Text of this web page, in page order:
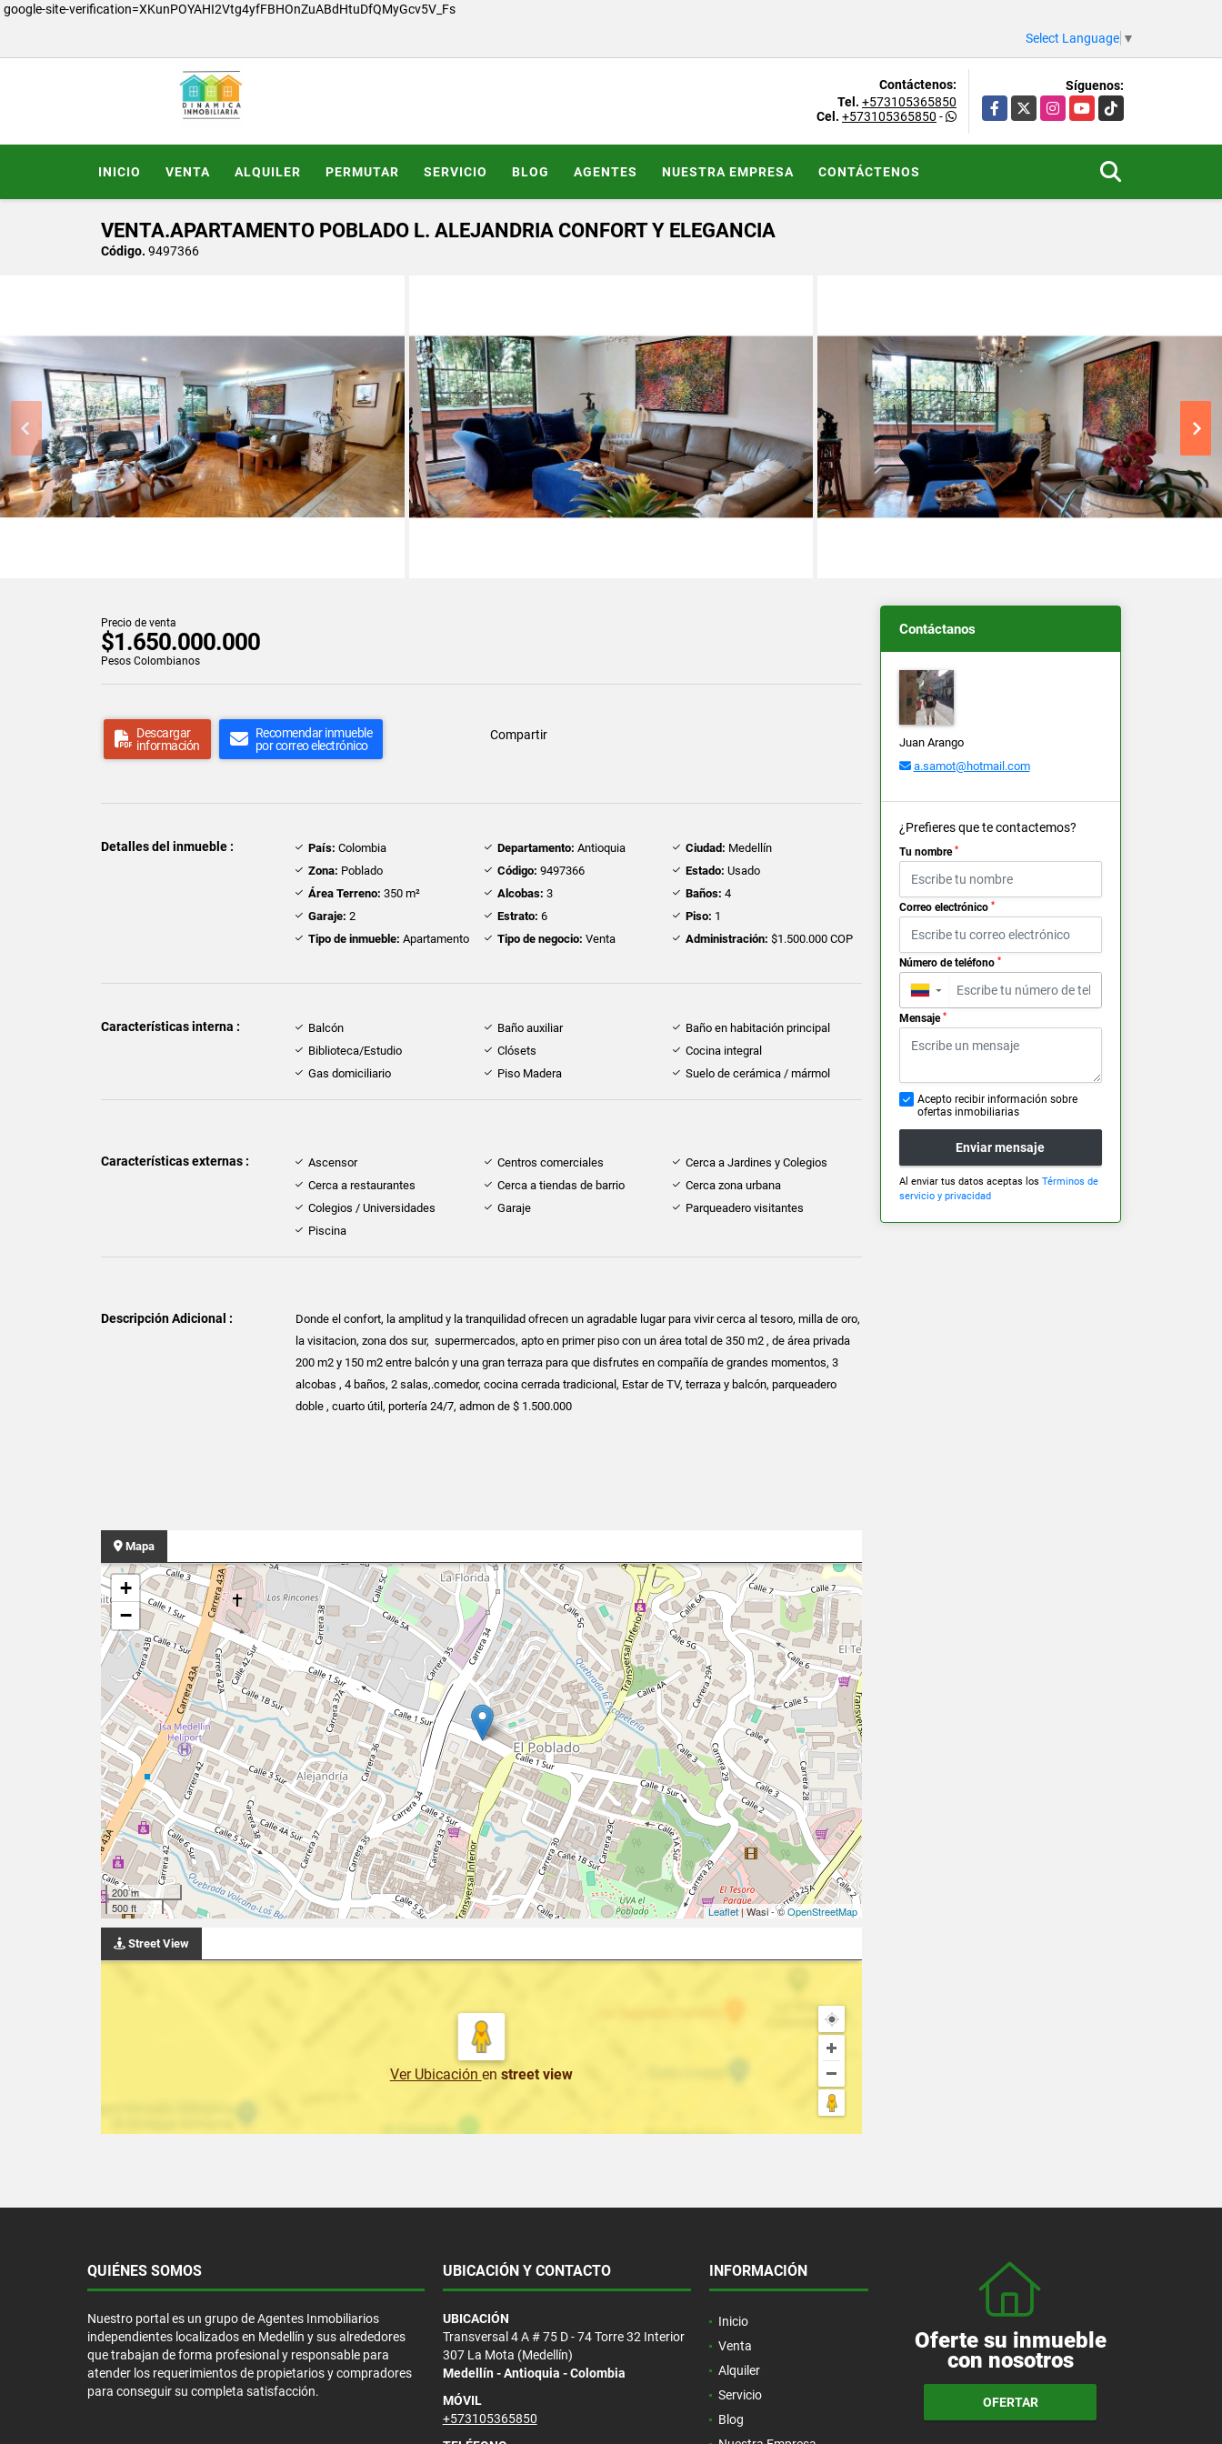
google-site-verification=XKunPOYAHI2Vtg4yfFBHOnZuABdHtuDfQMyGcv5V_Fs
Select Language ▼
Contáctenos:
Tel. +573105365850
Cel. +573105365850 -
Síguenos:
Facebook
X InstagramYouTubeTikTok
INICIO VENTA ALQUILER PERMUTAR SERVICIO BLOG AGENTES NUESTRA EMPRESA CONTÁCTENOS
VENTA.APARTAMENTO POBLADO L. ALEJANDRIA CONFORT Y ELEGANCIA
Código. 9497366
Precio de venta
$1.650.000.000
Pesos Colombianos
Descargar
información
Recomendar inmueble
por correo electrónico
Compartir
Detalles del inmueble : País: Colombia Departamento: Antioquia Ciudad: Medellín
Zona: Poblado Código: 9497366 Estado: Usado
Área Terreno: 350 m² Alcobas: 3 Baños: 4
Garaje: 2 Estrato: 6 Piso: 1
Tipo de inmueble: Apartamento Tipo de negocio: Venta Administración: $1.500.000 COP
Características interna : Balcón Baño auxiliar
Baño en habitación principal
Biblioteca/Estudio
Clósets
Cocina integral
Gas domiciliario
Piso Madera Suelo de cerámica / mármol
Características externas : Ascensor Centros comerciales
Cerca a Jardines y Colegios
Cerca a restaurantes
Cerca a tiendas de barrio
Cerca zona urbana
Colegios / Universidades
Garaje
Parqueadero visitantes
Piscina
Descripción Adicional :
Donde el confort, la amplitud y la tranquilidad ofrecen un agradable lugar para vivir cerca al tesoro, milla de oro,
la visitacion, zona dos sur, supermercados, apto en primer piso con un área total de 350 m2 , de área privada
200 m2 y 150 m2 entre balcón y una gran terraza para que disfrutes en compañía de grandes momentos, 3
alcobas , 4 baños, 2 salas,.comedor, cocina cerrada tradicional, Estar de TV, terraza y balcón, parqueadero
doble , cuarto útil, portería 24/7, admon de $ 1.500.000
Mapa
+
−
200 m
500 ft
Leaflet| Wasi - ©OpenStreetMap
Street View
Ver Ubicación en street view
Contáctanos
Juan Arango
a.samot@hotmail.com
¿Prefieres que te contactemos?
Tu nombre *
Correo electrónico *
Número de teléfono *
▼
Mensaje *
Acepto recibir información sobre
ofertas inmobiliarias
Enviar mensaje
Al enviar tus datos aceptas los Términos de
servicio y privacidad
QUIÉNES SOMOS
Nuestro portal es un grupo de Agentes Inmobiliarios
independientes localizados en Medellín y sus alrededores
que trabajan de forma profesional y responsable para
atender los requerimientos de propietarios y compradores
para conseguir su completa satisfacción.
UBICACIÓN Y CONTACTO
UBICACIÓN
Transversal 4 A # 75 D - 74 Torre 32 Interior
307 La Mota (Medellín)
Medellín - Antioquia - Colombia
MÓVIL
+573105365850
INFORMACIÓN
Inicio
Venta
Alquiler
Servicio
Blog
Oferte su inmueble
con nosotros
OFERTAR